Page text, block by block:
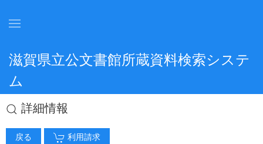
滋賀県立公文書館所蔵資料検索システ
ム
詳細情報
戻る 利用請求